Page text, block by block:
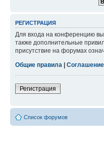
РЕГИСТРАЦИЯ
Для входа на конференцию вы
также дополнительные
присутствие на форумах
Общие правила
Регистрация
Список форумов